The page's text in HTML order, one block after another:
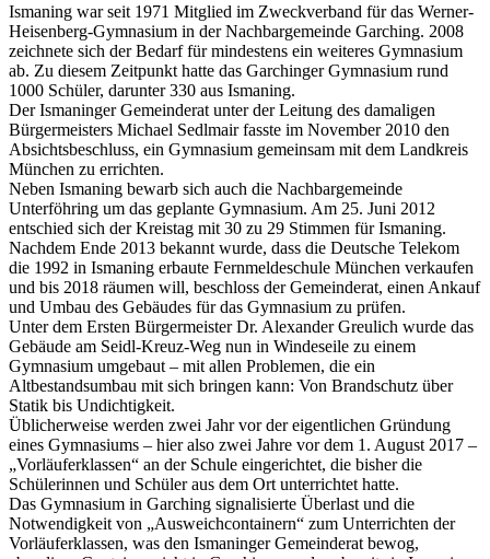
Ismaning war seit 1971 Mitglied im Zweckverband für das Werner-
Heisenberg-Gymnasium in der Nachbargemeinde Garching. 2008
zeichnete sich der Bedarf für mindestens ein weiteres Gymnasium
ab. Zu diesem Zeitpunkt hatte das Garchinger Gymnasium rund
1000 Schüler, darunter 330 aus Ismaning.
Der Ismaninger Gemeinderat unter der Leitung des damaligen
Bürgermeisters Michael Sedlmair fasste im November 2010 den
Absichtsbeschluss, ein Gymnasium gemeinsam mit dem Landkreis
München zu errichten.
Neben Ismaning bewarb sich auch die Nachbargemeinde
Unterföhring um das geplante Gymnasium. Am 25. Juni 2012
entschied sich der Kreistag mit 30 zu 29 Stimmen für Ismaning.
Nachdem Ende 2013 bekannt wurde, dass die Deutsche Telekom
die 1992 in Ismaning erbaute Fernmeldeschule München verkaufen
und bis 2018 räumen will, beschloss der Gemeinderat, einen Ankauf
und Umbau des Gebäudes für das Gymnasium zu prüfen.
Unter dem Ersten Bürgermeister Dr. Alexander Greulich wurde das
Gebäude am Seidl-Kreuz-Weg nun in Windeseile zu einem
Gymnasium umgebaut – mit allen Problemen, die ein
Altbestandsumbau mit sich bringen kann: Von Brandschutz über
Statik bis Undichtigkeit.
Üblicherweise werden zwei Jahr vor der eigentlichen Gründung
eines Gymnasiums – hier also zwei Jahre vor dem 1. August 2017 –
„Vorläuferklassen“ an der Schule eingerichtet, die bisher die
Schülerinnen und Schüler aus dem Ort unterrichtet hatte.
Das Gymnasium in Garching signalisierte Überlast und die
Notwendigkeit von „Ausweichcontainern“ zum Unterrichten der
Vorläuferklassen, was den Ismaninger Gemeinderat bewog,